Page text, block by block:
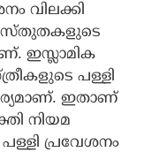
വിലക്കി
ഇസ്ലാമിക
പള്ളി
ഇതാണ്
നിയമ
പ്രവേശനം